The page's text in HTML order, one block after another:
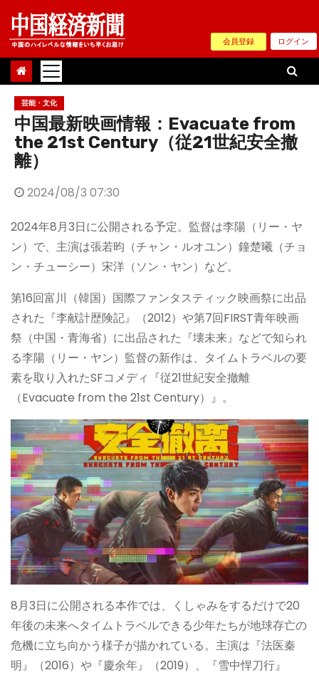
Skip
content
会員登録 ログイン
芸能・文化
中国最新映画情報：Evacuate from
the 21st Century（従21世紀安全撤
離）
2024/08/3 07:30
2024年8月3日に公開される予定。監督は李陽（リー・ヤ
ン）で、主演は張若昀（チャン・ルオユン）鐘楚曦（チョ
ン・チューシー）宋洋（ソン・ヤン）など。
第16回富川（韓国）国際ファンタスティック映画祭に出品
された『李献計歴険記』（2012）や第7回FIRST青年映画
祭（中国・青海省）に出品された『壊未来』などで知られ
る李陽（リー・ヤン）監督の新作は、タイムトラベルの要
素を取り入れたSFコメディ『従21世紀安全撤離
（Evacuate from the 21st Century）』。
8月3日に公開される本作では、くしゃみをするだけで20
年後の未来へタイムトラベルできる少年たちが地球存亡の
危機に立ち向かう様子が描かれている。主演は『法医秦
明』（2016）や『慶余年』（2019）、『雪中悍刀行』